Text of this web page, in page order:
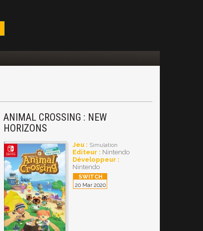
ANIMAL CROSSING : NEW
HORIZONS
Jeu : Simulation
Editeur : Nintendo
Développeur :
Nintendo
20 Mar 2020